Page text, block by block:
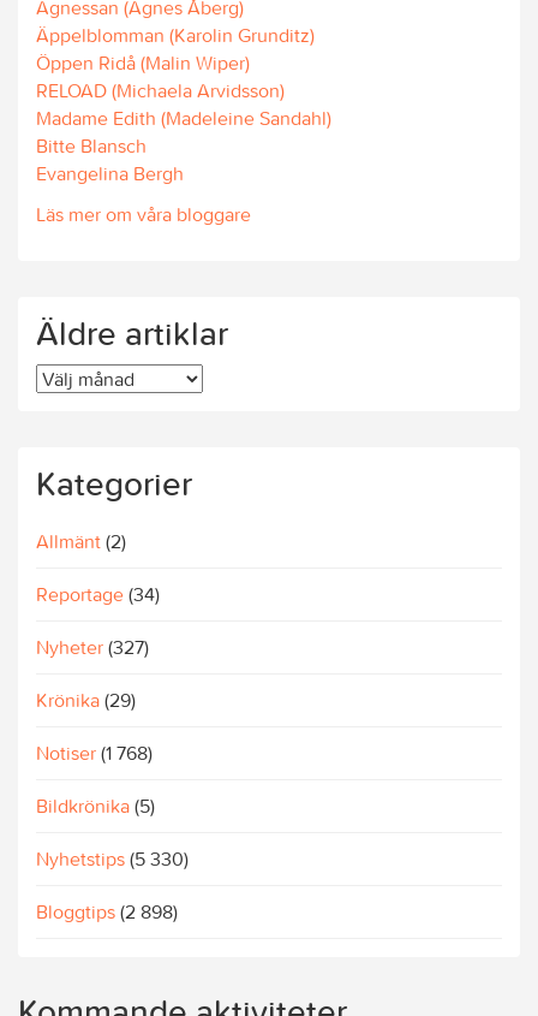
Agnessan (Agnes Åberg)
Äppelblomman (Karolin Grunditz)
Öppen Ridå (Malin Wiper)
RELOAD (Michaela Arvidsson)
Madame Edith (Madeleine Sandahl)
Bitte Blansch
Evangelina Bergh
Läs mer om våra bloggare
Äldre artiklar
Äldre
Kategorier
Allmänt (2)
Reportage (34)
Nyheter (327)
Krönika (29)
Notiser (1 768)
Bildkrönika (5)
Nyhetstips (5 330)
Bloggtips (2 898)